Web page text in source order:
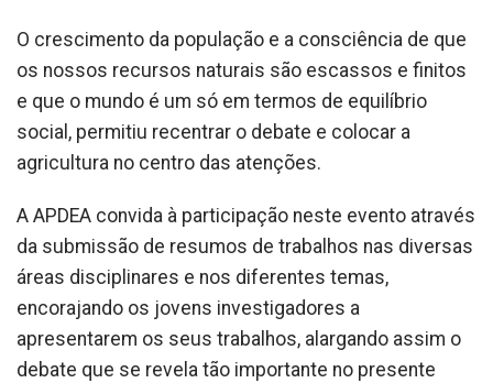
O crescimento da população e a consciência de que
os nossos recursos naturais são escassos e finitos
e que o mundo é um só em termos de equilíbrio
social, permitiu recentrar o debate e colocar a
agricultura no centro das atenções.
A APDEA convida à participação neste evento através
da submissão de resumos de trabalhos nas diversas
áreas disciplinares e nos diferentes temas,
encorajando os jovens investigadores a
apresentarem os seus trabalhos, alargando assim o
debate que se revela tão importante no presente